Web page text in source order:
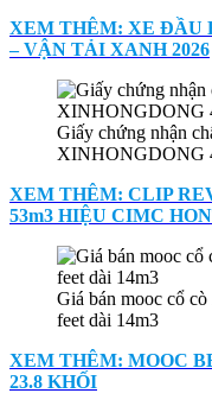
XEM THÊM: XE ĐẦU
– VẬN TẢI XANH 2026
Giấy chứng nhận
XINHONGDONG
XEM THÊM: CLIP
53m3 HIỆU CIMC
Giá bán mooc cổ
feet dài 14m3
XEM THÊM: MOOC
23.8 KHỐI